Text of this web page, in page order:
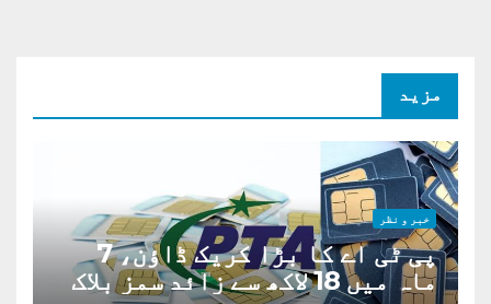
مزید
خبر و نظر
پی ٹی اے کا بڑا کریک ڈاؤن، 7
ماہ میں 18 لاکھ سے زائد سمز بلاک